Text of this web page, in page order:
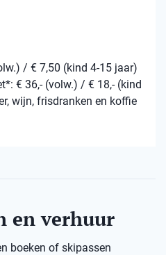
/ € 7,50 (kind 4-15 jaar)
€ 36,- (volw.) / € 18,- (kind
wijn, frisdranken en koffie
en verhuur
boeken of skipassen